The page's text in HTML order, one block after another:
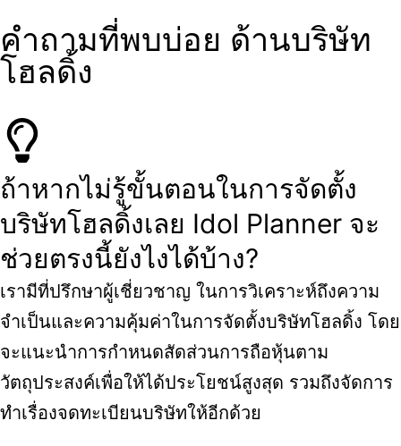
คำถามที่พบบ่อย ด้านบริษัท
โฮลดิ้ง
ถ้าหากไม่รู้ขั้นตอนในการจัดตั้ง
บริษัทโฮลดิ้งเลย Idol Planner จะ
ช่วยตรงนี้ยังไงได้บ้าง?
เรามีที่ปรึกษาผู้เชี่ยวชาญ ในการวิเคราะห์ถึงความ
จำเป็นและความคุ้มค่าในการจัดตั้งบริษัทโฮลดิ้ง โดย
จะแนะนำการกำหนดสัดส่วนการถือหุ้นตาม
วัตถุประสงค์เพื่อให้ได้ประโยชน์สูงสุด รวมถึงจัดการ
ทำเรื่องจดทะเบียนบริษัทให้อีกด้วย